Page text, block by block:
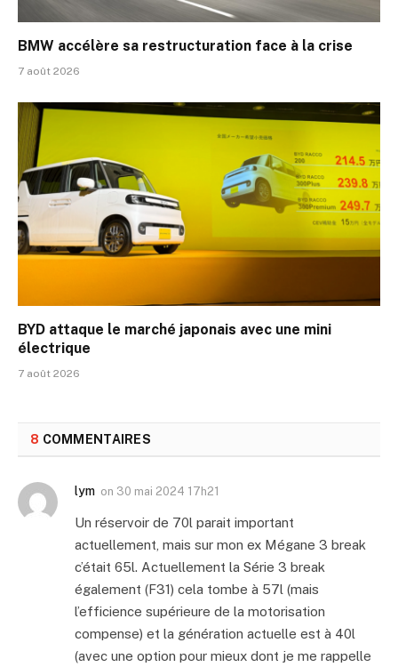
BMW accélère sa restructuration face à la crise
7 août 2026
BYD attaque le marché japonais avec une mini
électrique
7 août 2026
8 COMMENTAIRES
lym on 30 mai 2024 17h21
Un réservoir de 70l parait important
actuellement, mais sur mon ex Mégane 3 break
c’était 65l. Actuellement la Série 3 break
également (F31) cela tombe à 57l (mais
l’efficience supérieure de la motorisation
compense) et la génération actuelle est à 40l
(avec une option pour mieux dont je me rappelle